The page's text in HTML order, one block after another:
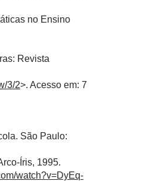
no Ensino
Revista
3/2>. Acesso em: 7
São Paulo:
Íris, 1995.
watch?v=DyEq-